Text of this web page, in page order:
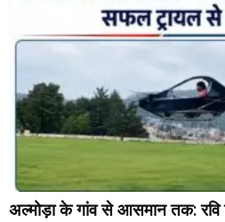
अल्मोड़ा के गांव से आसमान तक: रवि